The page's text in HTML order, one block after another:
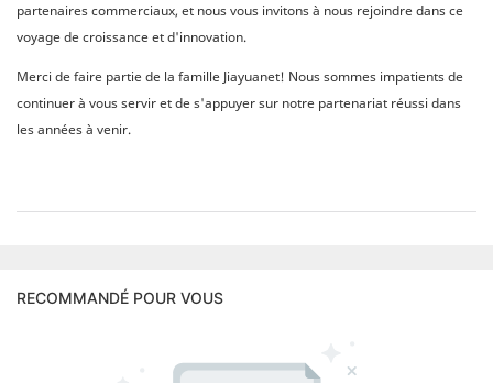
partenaires commerciaux, et nous vous invitons à nous rejoindre dans ce
voyage de croissance et d'innovation.
Merci de faire partie de la famille Jiayuanet! Nous sommes impatients de
continuer à vous servir et de s'appuyer sur notre partenariat réussi dans
les années à venir.
RECOMMANDÉ POUR VOUS